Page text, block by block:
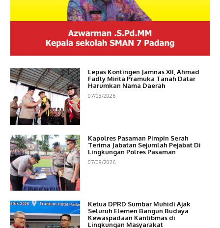
Lepas Kontingen Jamnas XII, Ahmad
Fadly Minta Pramuka Tanah Datar
Harumkan Nama Daerah
07/08/2026
Kapolres Pasaman Pimpin Serah
Terima Jabatan Sejumlah Pejabat Di
Lingkungan Polres Pasaman
07/08/2026
Ketua DPRD Sumbar Muhidi Ajak
Seluruh Elemen Bangun Budaya
Kewaspadaan Kantibmas di
Lingkungan Masyarakat